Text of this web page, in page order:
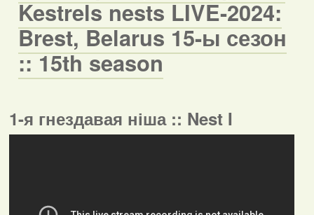
Kestrels nests LIVE-2024:
Brest, Belarus 15-ы сезон
:: 15th season
1-я гнездавая ніша :: Nest I